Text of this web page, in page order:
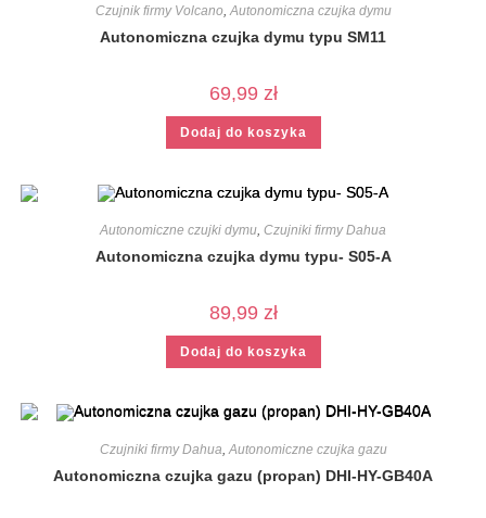
Czujnik firmy Volcano,Autonomiczna czujka dymu
Autonomiczna czujka dymu typu SM11
69,99 zł
Dodaj do koszyka
Autonomiczne czujki dymu, Czujniki firmy Dahua
Autonomiczna czujka dymu typu- S05-A
89,99 zł
Dodaj do koszyka
Czujniki firmy Dahua Autonomiczne czujka gazu
Autonomiczna czujka gazu (propan) DHI-HY-GB40A